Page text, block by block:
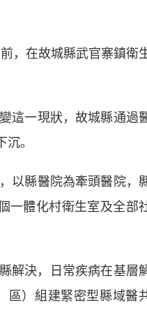
，在故城縣武官寨鎮衛
一現狀，故城縣通過
。
縣醫院為牽頭醫院，
一體化村衛生室及全部
決，日常疾病在基層
區）組建緊密型縣域醫